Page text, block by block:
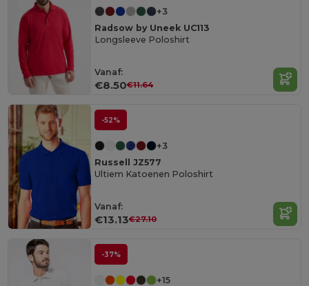
+3
Radsow by Uneek UC113
Longsleeve Poloshirt
Vanaf:
€8.50€11.64
-52%
+3
Russell JZ577
Ultiem Katoenen Poloshirt
Vanaf:
€13.13€27.10
-37%
+15